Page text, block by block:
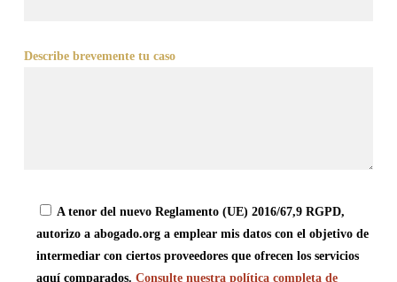
Describe brevemente tu caso
A tenor del nuevo Reglamento (UE) 2016/67,9 RGPD,
autorizo a abogado.org a emplear mis datos con el objetivo de
intermediar con ciertos proveedores que ofrecen los servicios
aquí comparados. Consulte nuestra política completa de